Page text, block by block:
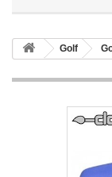
Golf